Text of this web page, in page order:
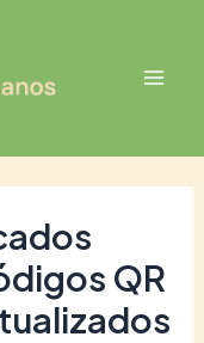
QR